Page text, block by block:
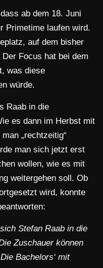
ab dem 18. Juni
Primetime laufen wird.
auf dem bisher
Focus hat bei dem
was diese
würde.
Raab in die
es dann im Herbst mit
„rechtzeitig“
man sich jetzt erst
wollen, wie es mit
weitergehen soll. Ob
wird, konnte
Stefan Raab in die
Zuschauer können
Bachelors‘ mit